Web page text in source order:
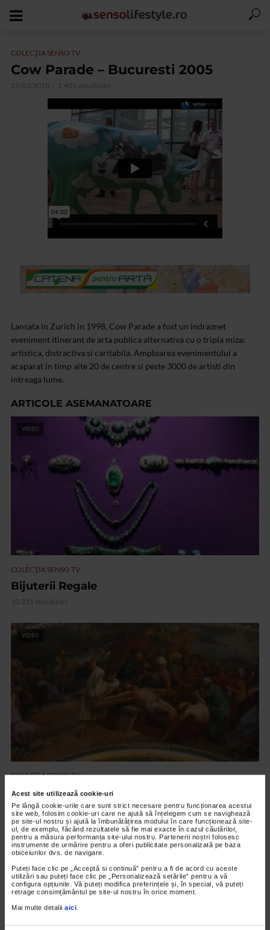
Acest site utilizează cookie-uri
Pe lângă cookie-urile care sunt strict necesare pentru funcționarea acestui
site web, folosim cookie-uri care ne ajută să înțelegem cum se navighează
pe site-ul nostru și ajută la îmbunătățirea modului în care funcționează site-
ul, de exemplu, făcând rezultatele să fie mai exacte în cazul căutărilor,
pentru a măsura performanța site-ului nostru. Partenerii noștri folosesc
instrumente de urmărire pentru a oferi publicitate personalizată pe baza
obiceiurilor dvs. de navigare.
Puteți face clic pe „Acceptă si continuă” pentru a fi de acord cu aceste
utilizări sau puteți face clic pe „Personalizează setările” pentru a vă
configura opțiunile. Vă puteți modifica preferințele și, în special, vă puteți
retrage consimțământul pe site-ul nostru în orice moment.
Mai multe detalii aici.
COLECŢIA SENSO TV
Cow Parade – Bucuresti 2005
29/03/2010 1.401 vizualizari
Lansata in Zurich in 1998, Cow Parade a fost un indraznet
eveniment itinerant de arta publica alternativa cu o tripla miza:
artistica, distractiva si caritabila. Amploarea evenimentului a
acaparat in timp alte 20 de centre si peste 3000 de artisti din
intreaga lume.
ARTICOLE ASEMANATOARE
VIDEO
COLECŢIA SENSO TV
Bijuterii Regale
10.231 vizualizari
VIDEO
COLECŢIA SENSO TV
Joia Mare
34.677 vizualizari
VIDEO